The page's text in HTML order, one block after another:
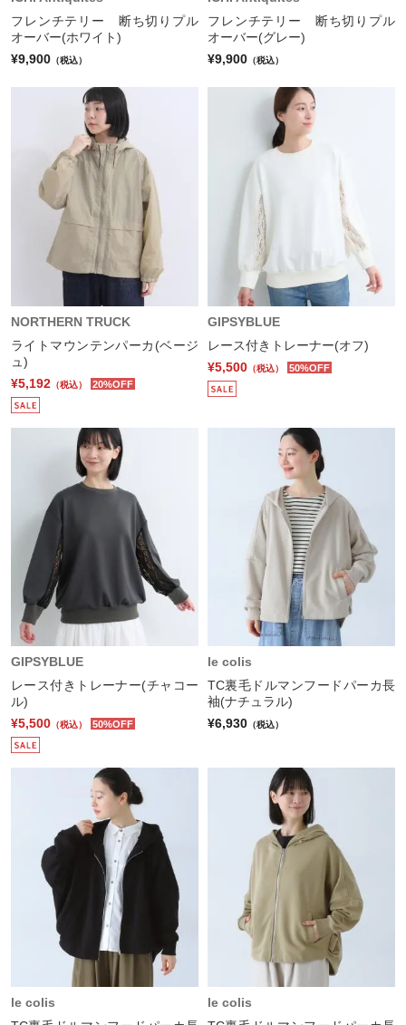
フレンチテリー 断ち切りプル
オーバー(ホワイト)
¥9,900 （税込）
フレンチテリー 断ち切りプル
オーバー(グレー)
¥9,900 （税込）
NORTHERN TRUCK
ライトマウンテンパーカ(ベージ
ュ)
¥5,192 （税込） 20%OFF
GIPSYBLUE
レース付きトレーナー(オフ)
¥5,500 （税込） 50%OFF
GIPSYBLUE
レース付きトレーナー(チャコー
ル)
¥5,500 （税込） 50%OFF
le colis
TC裏毛ドルマンフードパーカ長
袖(ナチュラル)
¥6,930 （税込）
le colis
le colis